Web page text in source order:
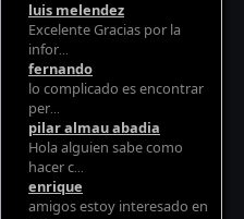
luis melendez
Excelente Gracias por la
infor...
fernando
lo complicado es encontrar
per...
pilar almau abadia
Hola alguien sabe como
hacer c...
enrique
amigos estoy interesado en